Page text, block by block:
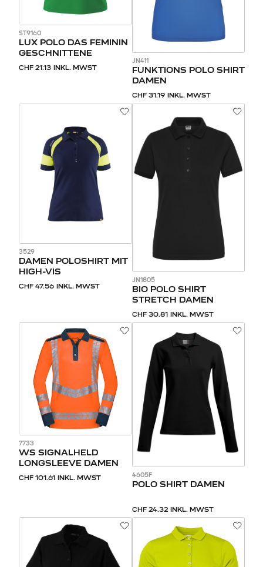
ST9160
LUX POLO DAS FEMININ
GESCHNITTENE
CHF 21.13 INKL. MWST
JN411
FUNKTIONS POLO SHIRT
DAMEN
CHF 31.19 INKL. MWST
3529
DAMEN POLOSHIRT MIT
HIGH-VIS
CHF 47.56 INKL. MWST
JN1805
BIO POLO SHIRT
STRETCH DAMEN
CHF 30.81 INKL. MWST
7733
WS SIGNALHELD
LONGSLEEVE DAMEN
CHF 101.61 INKL. MWST 4605F
POLO SHIRT DAMEN
CHF 24.32 INKL. MWST